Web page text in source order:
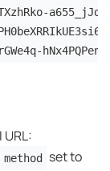
method set to